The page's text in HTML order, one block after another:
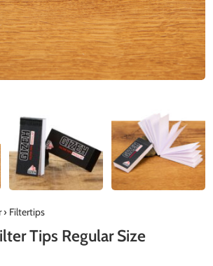
› Filtertips
Tips Regular Size